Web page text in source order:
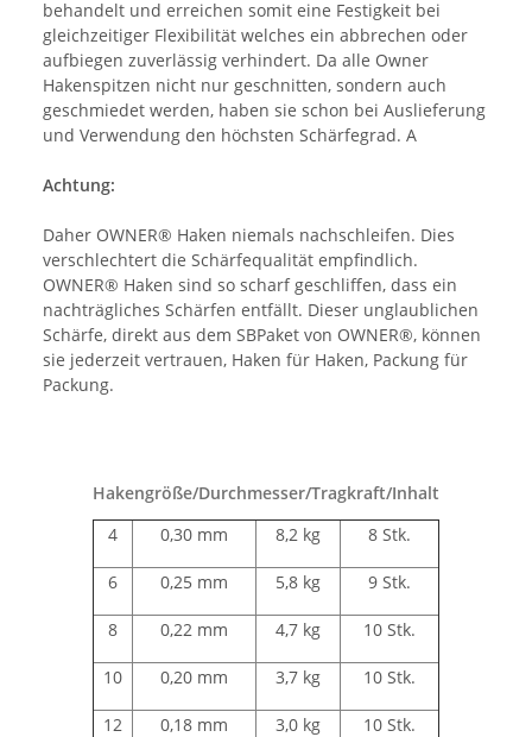
behandelt und erreichen somit eine Festigkeit bei
gleichzeitiger Flexibilität welches ein abbrechen oder
aufbiegen zuverlässig verhindert. Da alle Owner
Hakenspitzen nicht nur geschnitten, sondern auch
geschmiedet werden, haben sie schon bei Auslieferung
und Verwendung den höchsten Schärfegrad. A
Achtung:
Daher OWNER® Haken niemals nachschleifen. Dies
verschlechtert die Schärfequalität empfindlich.
OWNER® Haken sind so scharf geschliffen, dass ein
nachträgliches Schärfen entfällt. Dieser unglaublichen
Schärfe, direkt aus dem SBPaket von OWNER®, können
sie jederzeit vertrauen, Haken für Haken, Packung für
Packung.
Hakengröße/Durchmesser/Tragkraft/Inhalt
4
0,30 mm 8,2 kg 8 Stk.
6 0,25 mm 5,8 kg 9 Stk.
8 0,22 mm 4,7 kg 10 Stk.
10 0,20 mm 3,7 kg 10 Stk.
12 0,18 mm 3,0 kg 10 Stk.